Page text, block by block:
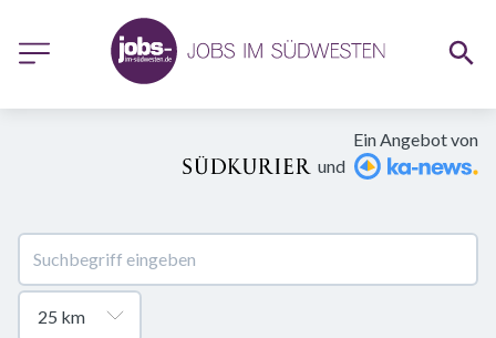
Ein Angebot von
und